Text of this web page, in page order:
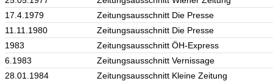
17.4.1979
Zeitungsausschnitt Die Presse
11.11.1980
Zeitungsausschnitt Die Presse
1983
Zeitungsausschnitt ÖH-Express
6.1983
Zeitungsausschnitt Vernissage
28.01.1984
Zeitungsausschnitt Kleine Zeitung